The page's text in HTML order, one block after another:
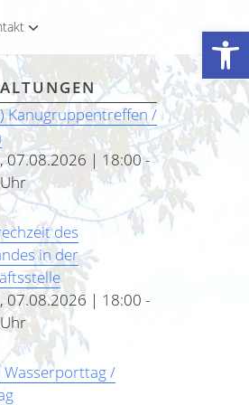
Werkzeugleiste öffnen
Kanugruppentreffen /
07.08.2026 | 18:00 -
des
in der
07.08.2026 | 18:00 -
Wasserporttag /